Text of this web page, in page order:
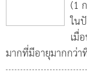
(1
ใน
เมื่
มากที่มีอายุมากกว่า